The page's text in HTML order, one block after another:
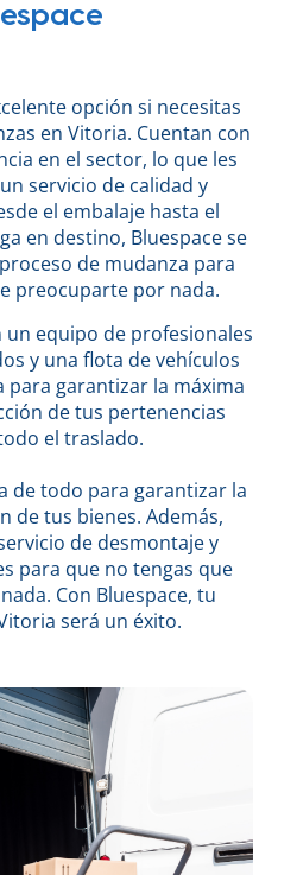
opción si necesitas
en Vitoria. Cuentan con
en el sector, lo que les
servicio de calidad y
el embalaje hasta el
en destino, Bluespace se
de mudanza para
preocuparte por nada.
un equipo de profesionales
y una flota de vehículos
para garantizar la máxima
de tus pertenencias
el traslado.
de todo para garantizar la
de tus bienes. Además,
de desmontaje y
para que no tengas que
Con Bluespace, tu
será un éxito.